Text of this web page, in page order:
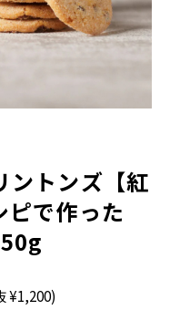
トンズ【紅
で作った
¥1,200)